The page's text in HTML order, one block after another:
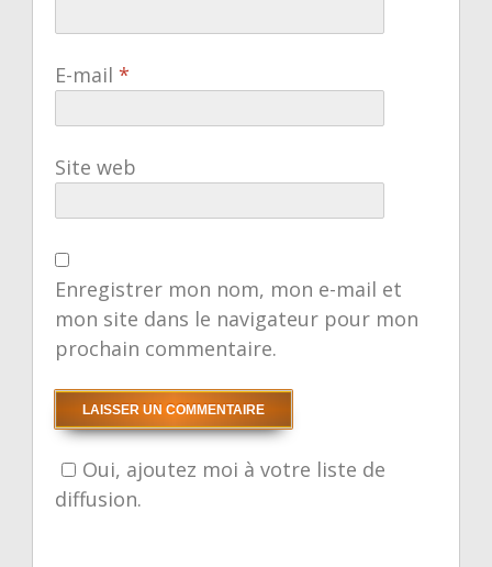
E-mail *
Site web
Enregistrer mon nom, mon e-mail et
mon site dans le navigateur pour mon
prochain commentaire.
Oui, ajoutez moi à votre liste de
diffusion.